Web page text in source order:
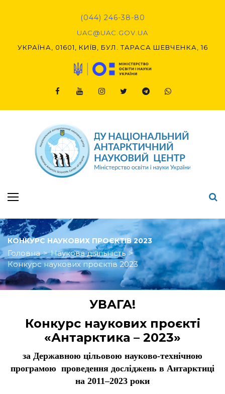
(044) 246-38-80
UAC@UAC.GOV.UA​​
УКРАЇНА, 01601, КИЇВ, БУЛ. ТАРАСА ШЕВЧЕНКА, 16
КОНКУРС НАУКОВИХ ПРОЄКТІВ 2023
Головна > Наукова діяльність >
Конкурс наукових проєктів 2023
УВАГА!
Конкурс наукових проєкті
«Антарктика – 2023»
за Державною цільовою науково-технічною
програмою проведення досліджень в Антарктиці
на 2011–2023 роки